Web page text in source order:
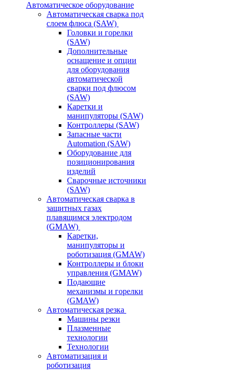
Автоматическое оборудование
Автоматическая сварка под
слоем флюса (SAW)
Головки и горелки
(SAW)
Дополнительные
оснащение и опции
для оборудования
автоматической
сварки под флюсом
(SAW)
Каретки и
манипуляторы (SAW)
Контроллеры (SAW)
Запасные части
Automation (SAW)
Оборудование для
позиционирования
изделий
Сварочные источники
(SAW)
Автоматическая сварка в
защитных газах
плавящимся электродом
(GMAW)
Каретки,
манипуляторы и
роботизация (GMAW)
Контроллеры и блоки
управления (GMAW)
Подающие
механизмы и горелки
(GMAW)
Автоматическая резка
Машины резки
Плазменные
технологии
Технологии
Автоматизация и
роботизация